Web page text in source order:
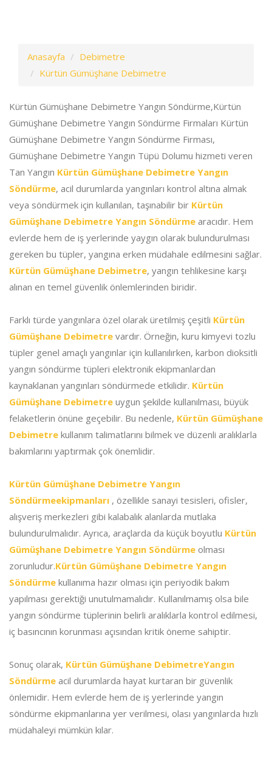
Anasayfa
Debimetre
Kürtün Gümüşhane Debimetre
Kürtün Gümüşhane Debimetre Yangın Söndürme,Kürtün
Gümüşhane Debimetre Yangın Söndürme Firmaları Kürtün
Gümüşhane Debimetre Yangın Söndürme Firması,
Gümüşhane Debimetre Yangın Tüpü Dolumu hizmeti veren
Tan Yangın Kürtün Gümüşhane Debimetre Yangın
Söndürme, acil durumlarda yangınları kontrol altına almak
veya söndürmek için kullanılan, taşınabilir bir Kürtün
Gümüşhane Debimetre Yangın Söndürme aracıdır. Hem
evlerde hem de iş yerlerinde yaygın olarak bulundurulması
gereken bu tüpler, yangına erken müdahale edilmesini sağlar.
Kürtün Gümüşhane Debimetre, yangın tehlikesine karşı
alınan en temel güvenlik önlemlerinden biridir.
Farklı türde yangınlara özel olarak üretilmiş çeşitli Kürtün
Gümüşhane Debimetre vardır. Örneğin, kuru kimyevi tozlu
tüpler genel amaçlı yangınlar için kullanılırken, karbon dioksitli
yangın söndürme tüpleri elektronik ekipmanlardan
kaynaklanan yangınları söndürmede etkilidir. Kürtün
Gümüşhane Debimetre uygun şekilde kullanılması, büyük
felaketlerin önüne geçebilir. Bu nedenle, Kürtün Gümüşhane
Debimetre kullanım talimatlarını bilmek ve düzenli aralıklarla
bakımlarını yaptırmak çok önemlidir.
Kürtün Gümüşhane Debimetre Yangın
Söndürmeekipmanları , özellikle sanayi tesisleri, ofisler,
alışveriş merkezleri gibi kalabalık alanlarda mutlaka
bulundurulmalıdır. Ayrıca, araçlarda da küçük boyutlu Kürtün
Gümüşhane Debimetre Yangın Söndürme olması
zorunludur.Kürtün Gümüşhane Debimetre Yangın
Söndürme kullanıma hazır olması için periyodik bakım
yapılması gerektiği unutulmamalıdır. Kullanılmamış olsa bile
yangın söndürme tüplerinin belirli aralıklarla kontrol edilmesi,
iç basıncının korunması açısından kritik öneme sahiptir.
Sonuç olarak, Kürtün Gümüşhane DebimetreYangın
Söndürme acil durumlarda hayat kurtaran bir güvenlik
önlemidir. Hem evlerde hem de iş yerlerinde yangın
söndürme ekipmanlarına yer verilmesi, olası yangınlarda hızlı
müdahaleyi mümkün kılar.